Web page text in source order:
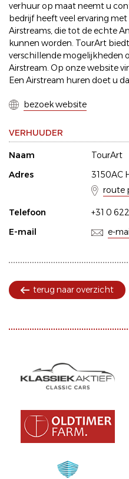
verhuur op maat neemt u
bedrijf heeft veel ervaring
Airstreams, die tot de echte
kunnen worden. TourArt
verschillende mogelijkheden
Airstream. Op onze website
Een Airstream huren doet u
bezoek website
VERHUUDER
Naam
TourArt
Adres
3150AC
route
Telefoon
+31 0
E-mail
e-
terug naar overzicht